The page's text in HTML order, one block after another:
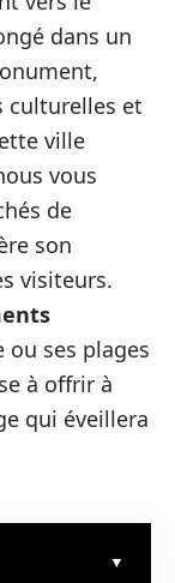
dans un
culturelles et
ville
vous
de
son
visiteurs.
ses plages
à offrir à
qui éveillera